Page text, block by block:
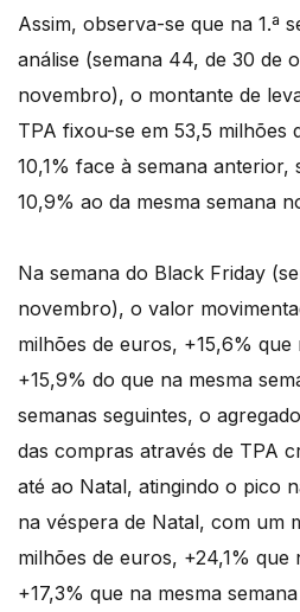
Assim, observa-se que na 1.ª
análise (semana 44, de 30 de
novembro), o montante de
TPA fixou-se em 53,5 milhões
10,1% face à semana
10,9% ao da mesma semana
Na semana do Black Friday
novembro), o valor
milhões de euros, +15,6%
+15,9% do que na mesma
semanas seguintes, o
das compras através de TPA
até ao Natal, atingindo o pico
na véspera de Natal, com um
milhões de euros, +24,1% que
+17,3% que na mesma